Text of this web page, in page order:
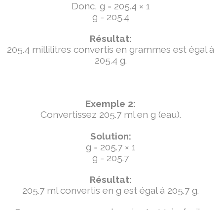
Donc, g = 205.4 × 1
g = 205.4
Résultat:
205.4 millilitres convertis en grammes est égal à
205.4 g.
Exemple 2:
Convertissez 205.7 ml en g (eau).
Solution:
g = 205.7 × 1
g = 205.7
Résultat:
205.7 ml convertis en g est égal à 205.7 g.